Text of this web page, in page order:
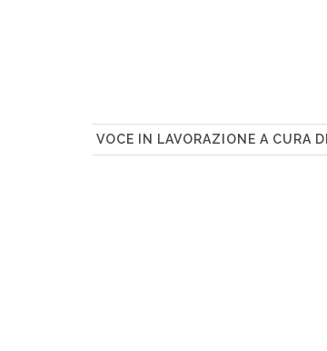
VOCE IN LAVORAZIONE A CURA DI